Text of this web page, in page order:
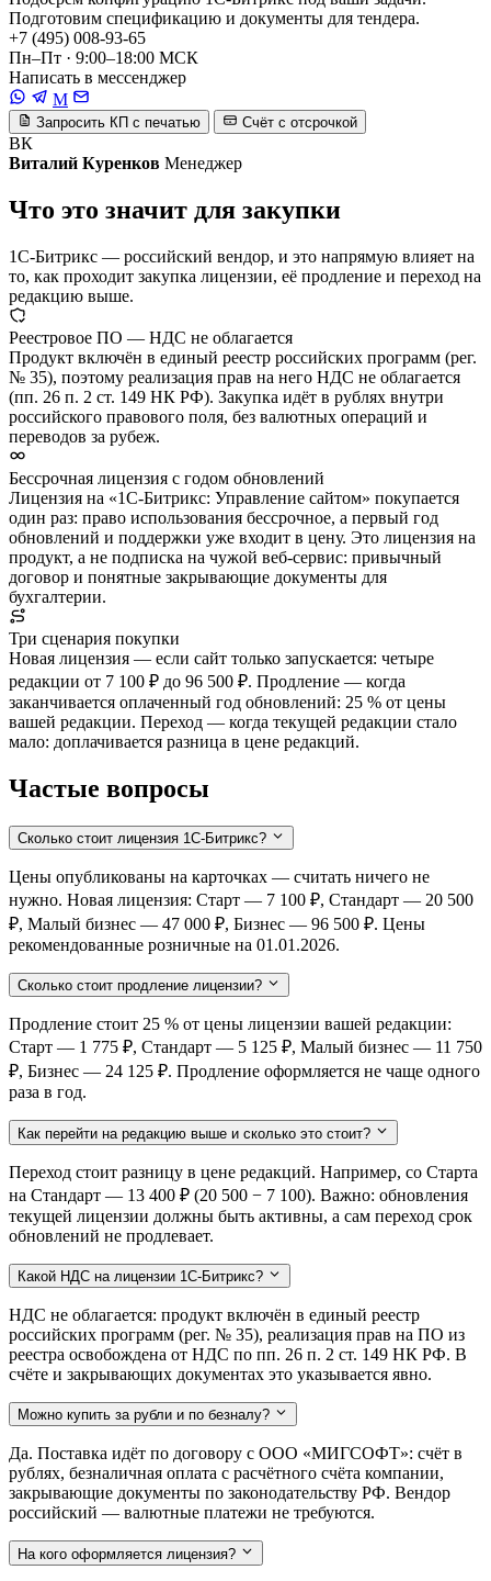
Подготовим спецификацию и документы для тендера.
+7 (495) 008-93-65
Пн–Пт · 9:00–18:00 МСК
Написать в мессенджер
M
Запросить КП с печатью Счёт с отсрочкой
ВК
Виталий Куренков Менеджер
Что это значит для закупки
1С-Битрикс — российский вендор, и это напрямую влияет на
то, как проходит закупка лицензии, её продление и переход на
редакцию выше.
Реестровое ПО — НДС не облагается
Продукт включён в единый реестр российских программ (рег.
№ 35), поэтому реализация прав на него НДС не облагается
(пп. 26 п. 2 ст. 149 НК РФ). Закупка идёт в рублях внутри
российского правового поля, без валютных операций и
переводов за рубеж.
Бессрочная лицензия с годом обновлений
Лицензия на «1С-Битрикс: Управление сайтом» покупается
один раз: право использования бессрочное, а первый год
обновлений и поддержки уже входит в цену. Это лицензия на
продукт, а не подписка на чужой веб-сервис: привычный
договор и понятные закрывающие документы для
бухгалтерии.
Три сценария покупки
Новая лицензия — если сайт только запускается: четыре
редакции от 7 100 ₽ до 96 500 ₽. Продление — когда
заканчивается оплаченный год обновлений: 25 % от цены
вашей редакции. Переход — когда текущей редакции стало
мало: доплачивается разница в цене редакций.
Частые вопросы
Сколько стоит лицензия 1С-Битрикс?
Цены опубликованы на карточках — считать ничего не
нужно. Новая лицензия: Старт — 7 100 ₽, Стандарт — 20 500
₽, Малый бизнес — 47 000 ₽, Бизнес — 96 500 ₽. Цены
рекомендованные розничные на 01.01.2026.
Сколько стоит продление лицензии?
Продление стоит 25 % от цены лицензии вашей редакции:
Старт — 1 775 ₽, Стандарт — 5 125 ₽, Малый бизнес — 11 750
₽, Бизнес — 24 125 ₽. Продление оформляется не чаще одного
раза в год.
Как перейти на редакцию выше и сколько это стоит?
Переход стоит разницу в цене редакций. Например, со Старта
на Стандарт — 13 400 ₽ (20 500 − 7 100). Важно: обновления
текущей лицензии должны быть активны, а сам переход срок
обновлений не продлевает.
Какой НДС на лицензии 1С-Битрикс?
НДС не облагается: продукт включён в единый реестр
российских программ (рег. № 35), реализация прав на ПО из
реестра освобождена от НДС по пп. 26 п. 2 ст. 149 НК РФ. В
счёте и закрывающих документах это указывается явно.
Можно купить за рубли и по безналу?
Да. Поставка идёт по договору с ООО «МИГСОФТ»: счёт в
рублях, безналичная оплата с расчётного счёта компании,
закрывающие документы по законодательству РФ. Вендор
российский — валютные платежи не требуются.
На кого оформляется лицензия?